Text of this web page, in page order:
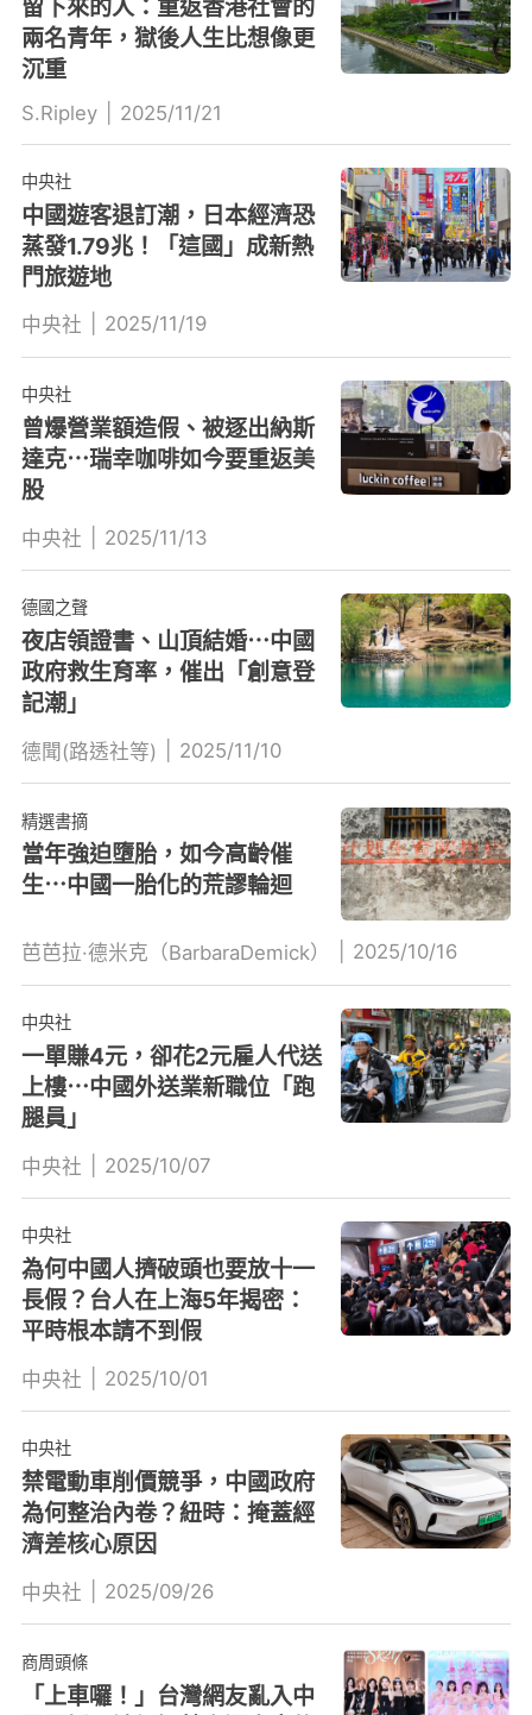
留下來的人：重返香港社會的
兩名青年，獄後人生比想像更
沉重
S.Ripley 2025/11/21
中央社
中國遊客退訂潮，日本經濟恐
蒸發1.79兆！「這國」成新熱
門旅遊地
中央社 2025/11/19
中央社
曾爆營業額造假、被逐出納斯
達克⋯瑞幸咖啡如今要重返美
股
中央社 2025/11/13
德國之聲
夜店領證書、山頂結婚⋯中國
政府救生育率，催出「創意登
記潮」
德聞(路透社等) 2025/11/10
精選書摘
當年強迫墮胎，如今高齡催
生⋯中國一胎化的荒謬輪迴
芭芭拉·德米克（BarbaraDemick） 2025/10/16
中央社
一單賺4元，卻花2元雇人代送
上樓⋯中國外送業新職位「跑
腿員」
中央社 2025/10/07
中央社
為何中國人擠破頭也要放十一
長假？台人在上海5年揭密：
平時根本請不到假
中央社 2025/10/01
中央社
禁電動車削價競爭，中國政府
為何整治內卷？紐時：掩蓋經
濟差核心原因
中央社 2025/09/26
商周頭條
「上車囉！」台灣網友亂入中